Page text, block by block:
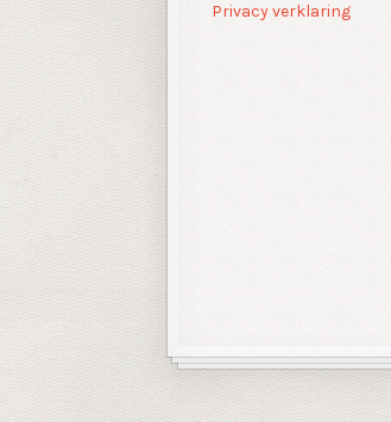
Privacy verklaring